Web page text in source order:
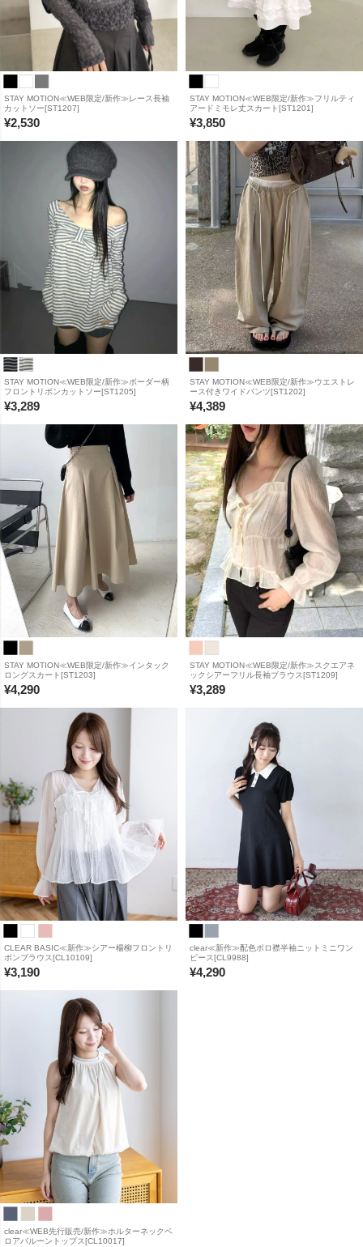
STAY MOTION≪WEB限定/新作≫レース長袖
カットソー[ST1207]
¥2,530
STAY MOTION≪WEB限定/新作≫フリルティ
アードミモレ丈スカート[ST1201]
¥3,850
STAY MOTION≪WEB限定/新作≫ボーダー柄
フロントリボンカットソー[ST1205]
¥3,289
STAY MOTION≪WEB限定/新作≫ウエストレ
ース付きワイドパンツ[ST1202]
¥4,389
STAY MOTION≪WEB限定/新作≫インタック
ロングスカート[ST1203]
¥4,290
STAY MOTION≪WEB限定/新作≫スクエアネ
ックシアーフリル長袖ブラウス[ST1209]
¥3,289
CLEAR BASIC≪新作≫シアー楊柳フロントリ
ボンブラウス[CL10109]
¥3,190
clear≪新作≫配色ポロ襟半袖ニットミニワン
ピース[CL9988]
¥4,290
clear≪WEB先行販売/新作≫ホルターネックベ
ロアバルーントップス[CL10017]